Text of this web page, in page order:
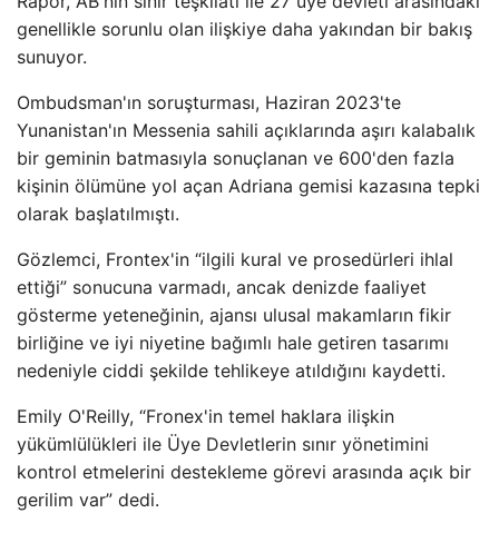
genellikle sorunlu olan ilişkiye daha yakından bir bakış
sunuyor.
Ombudsman'ın soruşturması, Haziran 2023'te
Yunanistan'ın Messenia sahili açıklarında aşırı kalabalık
bir geminin batmasıyla sonuçlanan ve 600'den fazla
kişinin ölümüne yol açan Adriana gemisi kazasına tepki
olarak başlatılmıştı.
Gözlemci, Frontex'in “ilgili kural ve prosedürleri ihlal
ettiği” sonucuna varmadı, ancak denizde faaliyet
gösterme yeteneğinin, ajansı ulusal makamların fikir
birliğine ve iyi niyetine bağımlı hale getiren tasarımı
nedeniyle ciddi şekilde tehlikeye atıldığını kaydetti.
Emily O'Reilly, “Fronex'in temel haklara ilişkin
yükümlülükleri ile Üye Devletlerin sınır yönetimini
kontrol etmelerini destekleme görevi arasında açık bir
gerilim var” dedi.